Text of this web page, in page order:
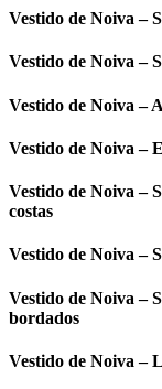
Vestido de Noiva –
Vestido de Noiva –
Vestido de Noiva –
Vestido de Noiva –
Vestido de Noiva –
costas
Vestido de Noiva –
Vestido de Noiva –
bordados
Vestido de Noiva –